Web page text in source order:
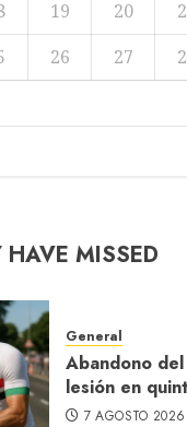
19 20
26 27
MISSED
General
Abandono
lesión en
7 AGOSTO 2026